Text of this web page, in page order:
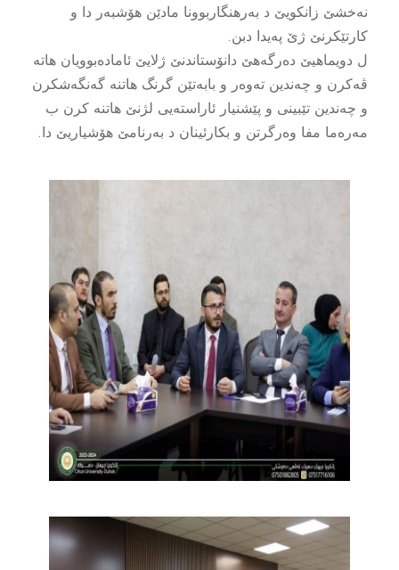
نه‌خشێ زانكویێ د به‌رهنگاربوونا مادێن هۆشبه‌ر دا و
كارتێكرنێ ژێ په‌یدا دبن.
ل دویماهیێ ده‌رگه‌هێ دانۆستاندنێ ژلایێ ئاماده‌بوویان هاته‌
ڤه‌كرن و چه‌ندین ته‌وه‌ر و بابه‌تێن گرنگ هاتنه‌ گه‌نگه‌شكرن
و چه‌ندین تێبینى و پێشنیار ئاراسته‌یى لژنێ هاتنه‌ كرن ب
مه‌ره‌ما مفا وه‌رگرتن و بكارئینان د به‌رنامێ هۆشیاریێ دا.